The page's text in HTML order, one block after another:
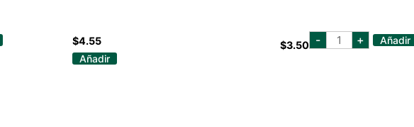
$4.55
Añadir
$3.50 - CANASTITAS
PARA
+ Añadir